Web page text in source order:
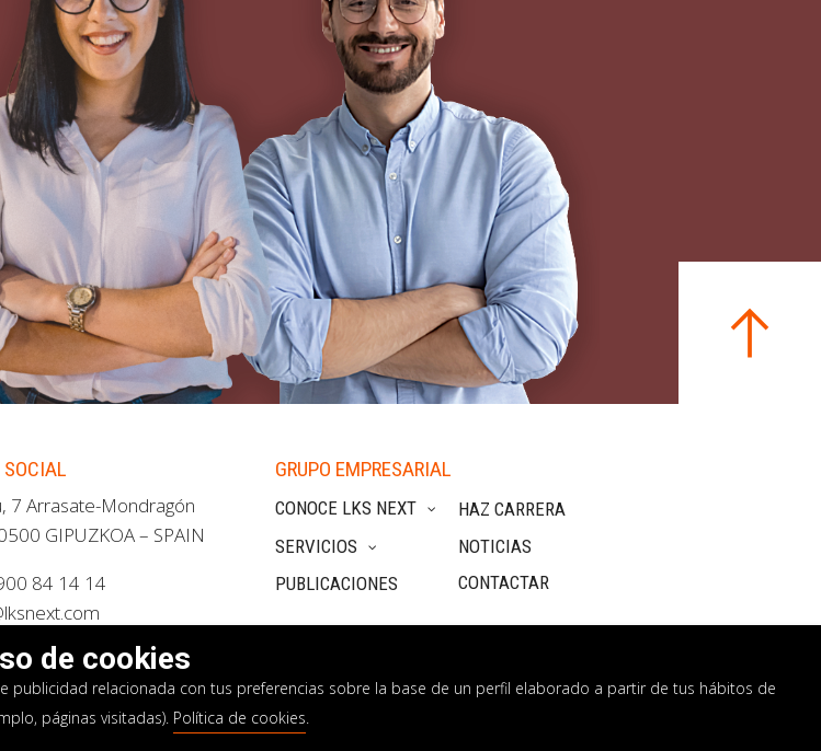
SOCIAL
7 Arrasate-Mondragón
GIPUZKOA – SPAIN
84 14 14
GRUPO EMPRESARIAL
CONOCE LKS NEXT
SERVICIOS
PUBLICACIONES
HAZ CARRERA
NOTICIAS
CONTACTAR
de cookies Sistema interno información
de cookies
relacionada con tus preferencias sobre la base de un perfil elaborado a partir de tus hábitos de
páginas visitadas). Política de cookies.